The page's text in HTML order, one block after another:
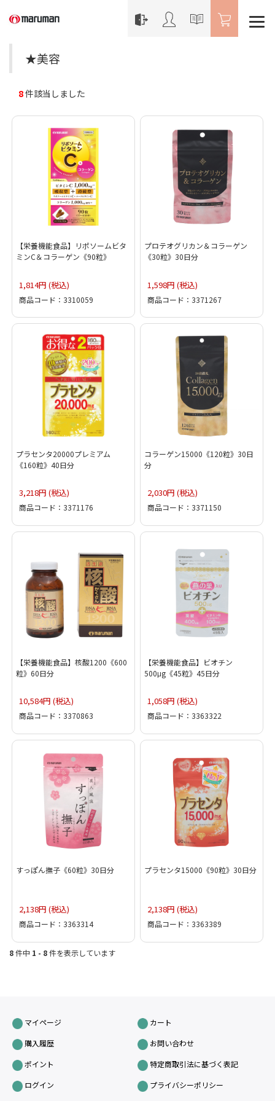
★美容
8件該当しました
【栄養機能食品】リポソームビタ
ミンC＆コラーゲン《90粒》
1,814円 (税込)
商品コード：3310059
プロテオグリカン＆コラーゲン
《30粒》30日分
1,598円 (税込)
商品コード：3371267
プラセンタ20000プレミアム
《160粒》40日分
3,218円 (税込)
商品コード：3371176
コラーゲン15000《120粒》30日
分
2,030円 (税込)
商品コード：3371150
【栄養機能食品】核酸1200《600
粒》60日分
10,584円 (税込)
商品コード：3370863
【栄養機能食品】ビオチン
500μg《45粒》45日分
1,058円 (税込)
商品コード：3363322
すっぽん撫子《60粒》30日分
2,138円 (税込)
商品コード：3363314
プラセンタ15000《90粒》30日分
2,138円 (税込)
商品コード：3363389
8件中 1 - 8件を表示しています
マイページ
購入履歴
ポイント
ログイン
カート
お問い合わせ
特定商取引法に基づく表記
プライバシーポリシー